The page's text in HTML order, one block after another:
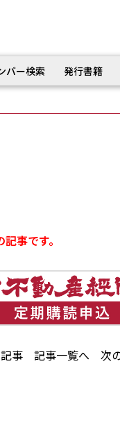
バー検索 発行書籍
事です。
事 記事一覧へ 次